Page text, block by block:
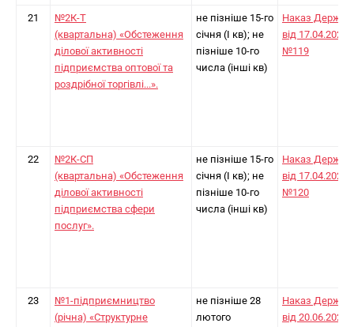
21
№2К-Т
(квартальна) «Обстеження
ділової активності
підприємства оптової та
роздрібної торгівлі...».
не пізніше 15-го
січня (I кв); не
пізніше 10-го
числа (інші кв)
Наказ
від 17.04.2024
№119
22
№2К-СП
(квартальна) «Обстеження
ділової активності
підприємства сфери
послуг».
не пізніше 15-го
січня (I кв); не
пізніше 10-го
числа (інші кв)
Наказ
від 17.04.2024
№120
23
№1-підприємництво
(річна) «Структурне
не пізніше 28
лютого
Наказ
від 20.06.2025